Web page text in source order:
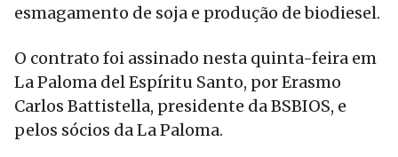
esmagamento de soja e produção de biodiesel.
O contrato foi assinado nesta quinta-feira em
La Paloma del Espíritu Santo, por Erasmo
Carlos Battistella, presidente da BSBIOS, e
pelos sócios da La Paloma.